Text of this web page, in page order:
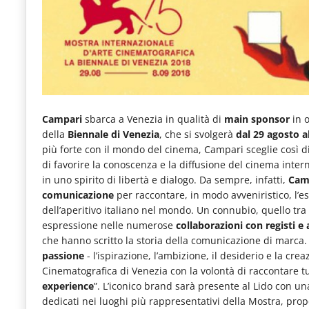
articoli
quotidiani
mondo
dell'alimentazione,
dei
consumi
fuoricasa,
del
Food
Service
e
tutte
Campari sbarca a Venezia in qualità di main sponsor in
della Biennale di Venezia, che si svolgerà dal 29 agosto
più forte con il mondo del cinema, Campari sceglie così
di favorire la conoscenza e la diffusione del cinema
in uno spirito di libertà e dialogo. Da sempre, infatti,
comunicazione per raccontare, in modo avveniristico,
dell’aperitivo italiano nel mondo. Un connubio, quello
espressione nelle numerose collaborazioni con registi
che hanno scritto la storia della comunicazione di
passione - l’ispirazione, l’ambizione, il desiderio e la
Cinematografica di Venezia con la volontà di raccontare
experience”. L’iconico brand sarà presente al Lido con
dedicati nei luoghi più rappresentativi della Mostra,